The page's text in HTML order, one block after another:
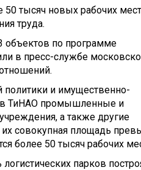
тысяч новых рабочих
труда.
объектов по программе
в пресс-службе
и имущественно-
в ТиНАО промышленные и
а также другие
совокупная площадь
более 50 тысяч рабочих
парков